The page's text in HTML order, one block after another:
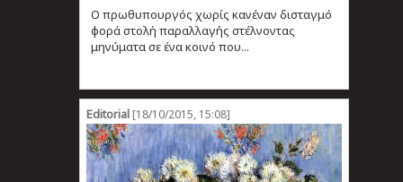
Ο πρωθυπουργός χωρίς κανέναν δισταγμό
φορά στολή παραλλαγής στέλνοντας
μηνύματα σε ένα κοινό που...
Editorial[18/10/2015, 15:08]